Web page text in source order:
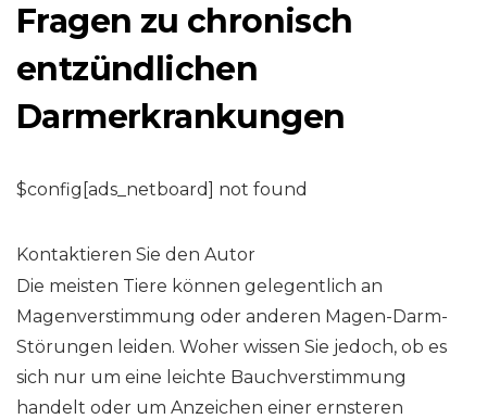
Fragen zu chronisch
entzündlichen
Darmerkrankungen
$config[ads_netboard] not found
Kontaktieren Sie den Autor
Die meisten Tiere können gelegentlich an
Magenverstimmung oder anderen Magen-Darm-
Störungen leiden. Woher wissen Sie jedoch, ob es
sich nur um eine leichte Bauchverstimmung
handelt oder um Anzeichen einer ernsteren